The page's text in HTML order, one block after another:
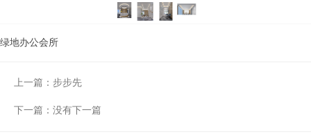
绿地办公会所
上一篇： 步步先
下一篇： 没有下一篇